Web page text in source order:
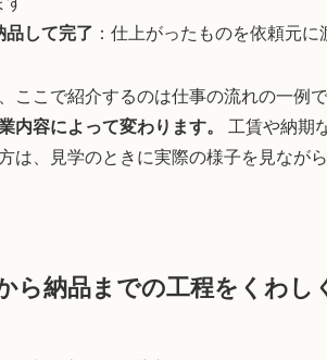
品して完了 ：仕上がったものを依頼元
ここで紹介するのは仕事の流れの一例で
内容によって変わります。
工賃や納期
は、見学のときに実際の様子を見なが
ら納品までの工程をくわし